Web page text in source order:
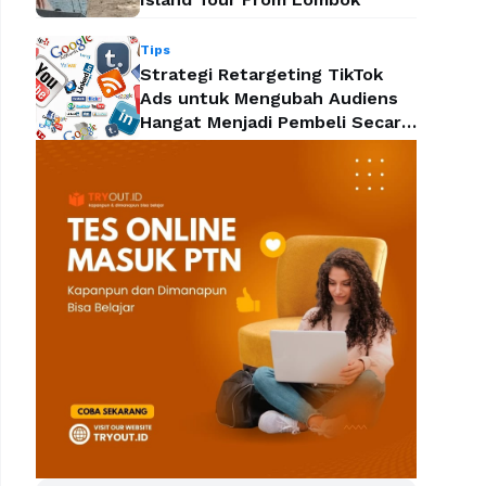
Tips
Strategi Retargeting TikTok
Ads untuk Mengubah Audiens
Hangat Menjadi Pembeli Secara
Efektif